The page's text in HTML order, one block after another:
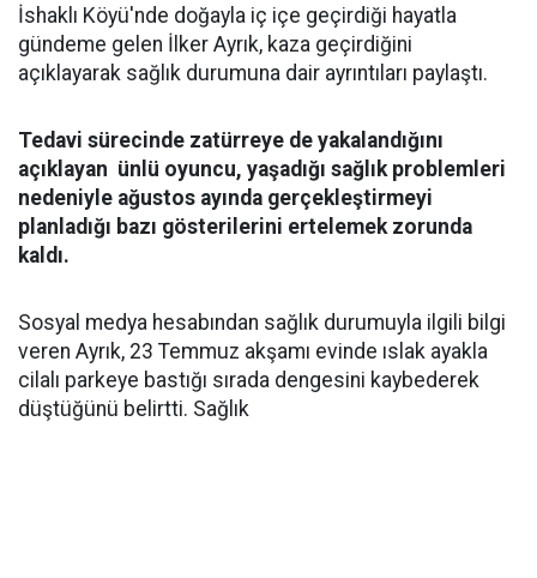
İshaklı Köyü'nde doğayla iç içe geçirdiği hayatla
gündeme gelen İlker Ayrık, kaza geçirdiğini
açıklayarak sağlık durumuna dair ayrıntıları paylaştı.
Tedavi sürecinde zatürreye de yakalandığını
açıklayan ünlü oyuncu, yaşadığı sağlık problemleri
nedeniyle ağustos ayında gerçekleştirmeyi
planladığı bazı gösterilerini ertelemek zorunda
kaldı.
Sosyal medya hesabından sağlık durumuyla ilgili bilgi
veren Ayrık, 23 Temmuz akşamı evinde ıslak ayakla
cilalı parkeye bastığı sırada dengesini kaybederek
düştüğünü belirtti. Sağlık